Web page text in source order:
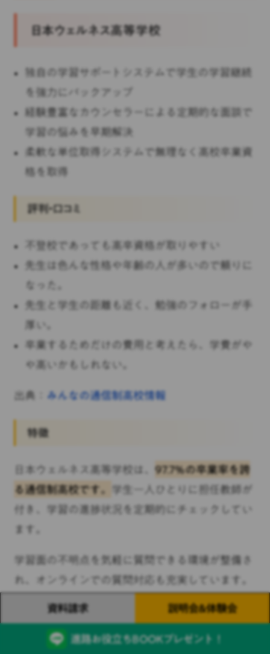
日本ウェルネス高等学校
独自の学習サポートシステムで学生の学習継続
を強力にバックアップ
経験豊富なカウンセラーによる定期的な面談で
学習の悩みを早期解決
柔軟な単位取得システムで無理なく高校卒業資
評判・口コミ
不登校であっても高卒資格が取りやすい
先生は色んな性格や年齢の人が多いので頼りに
なった。
先生と学生の距離も近く、勉強のフォローが手
厚い。
卒業するためだけの費用と考えたら、学費がや
や高いかもしれない。
出典： みんなの通信制高校情報
特徴
日本ウェルネス高等学校は、 97.7%の卒業率を誇
る通信制高校です。
学生一人ひとりに担任教師が
付き、学習の進捗状況を定期的にチェックしてい
ます。
学習面の不明点を気軽に質問できる環境が整備さ
れ、オンラインでの質問対応も充実しています。
また、心理カウンセラーの資格を持つ教員が在籍
しており、学習の悩みだけでなく人間関係や将来
への不安についても相談可能です。
説明会&体験会
資料請求
進路お役立ちBOOK プレゼント！